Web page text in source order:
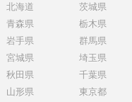
北海道
青森県
岩手県
宮城県
秋田県
山形県
茨城県
栃木県
群馬県
埼玉県
千葉県
東京都